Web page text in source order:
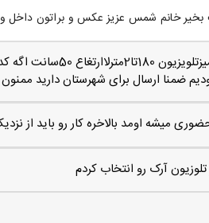
خانم شمس عزیز عکس و براتون داخل
میزتلویزیون
ضمنا ارسال برای شهرستان دارید ممنون
میشه اومد بالاخره کار رو باید از
آرک رو انتخاب کردم